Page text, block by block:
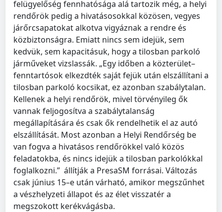
felügyelőség fennhatósága alá tartozik még, a helyi
rendőrök pedig a hivatásosokkal közösen, vegyes
járőrcsapatokat alkotva vigyáznak a rendre és
közbiztonságra. Emiatt nincs sem idejük, sem
kedvük, sem kapacitásuk, hogy a tilosban parkoló
járműveket vizslassák. „Egy időben a közterület–
fenntartósok elkezdték saját fejük után elszállítani a
tilosban parkoló kocsikat, ez azonban szabálytalan.
Kellenek a helyi rendőrök, mivel törvényileg ők
vannak feljogosítva a szabálytalanság
megállapítására és csak ők rendelhetik el az autó
elszállítását. Most azonban a Helyi Rendőrség be
van fogva a hivatásos rendőrökkel való közös
feladatokba, és nincs idejük a tilosban parkolókkal
foglalkozni.” állítják a PresaSM forrásai. Változás
csak június 15–e után várható, amikor megszűnhet
a vészhelyzeti állapot és az élet visszatér a
megszokott kerékvágásba.